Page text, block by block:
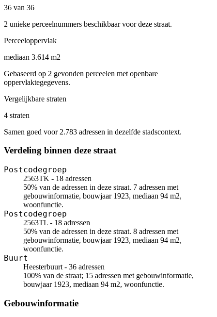
36 van 36
2 unieke perceelnummers beschikbaar voor deze straat.
Perceeloppervlak
mediaan 3.614 m2
Gebaseerd op 2 gevonden perceelen met openbare
oppervlaktegegevens.
Vergelijkbare straten
4 straten
Samen goed voor 2.783 adressen in dezelfde stadscontext.
Verdeling binnen deze straat
Postcodegroep
2563TK - 18 adressen
50% van de adressen in deze straat. 7 adressen met
gebouwinformatie, bouwjaar 1923, mediaan 94 m2,
woonfunctie.
Postcodegroep
2563TL - 18 adressen
50% van de adressen in deze straat. 8 adressen met
gebouwinformatie, bouwjaar 1923, mediaan 94 m2,
woonfunctie.
Buurt
Heesterbuurt - 36 adressen
100% van de straat; 15 adressen met gebouwinformatie,
bouwjaar 1923, mediaan 94 m2, woonfunctie.
Gebouwinformatie